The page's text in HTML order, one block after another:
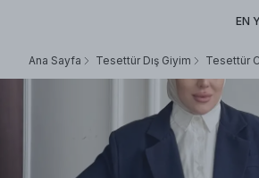
EN
Ana Sayfa Tesettür Dış Giyim Tesettür